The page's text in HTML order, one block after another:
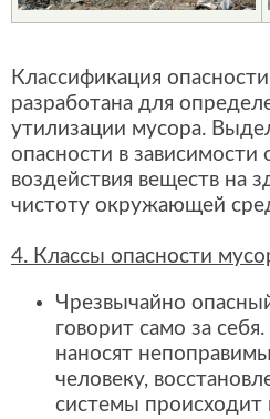
Классификация
разработана для
утилизации мусора.
опасности в зависимости
воздействия веществ на
чистоту окружающей
4. Классы опасности
Чрезвычайно
говорит само за
наносят
человеку,
системы происходит